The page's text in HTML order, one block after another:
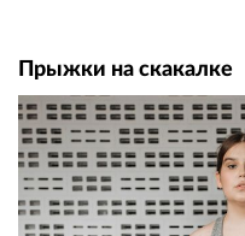
Прыжки на скакалке